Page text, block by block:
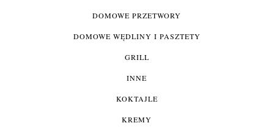
DOMOWE PRZETWORY
DOMOWE WĘDLINY I PASZTETY
GRILL
INNE
KOKTAJLE
KREMY